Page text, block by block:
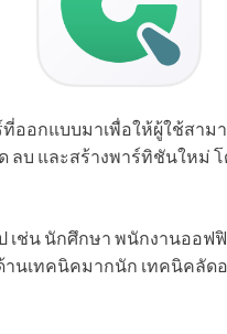
ที่ออกแบบมาเพื่อให้ผู้ใช้สา
ลบ และสร้างพาร์ทิชันใหม่
เช่น นักศึกษา พนักงานออ
นเทคนิคมากนัก เทคนิคลัด